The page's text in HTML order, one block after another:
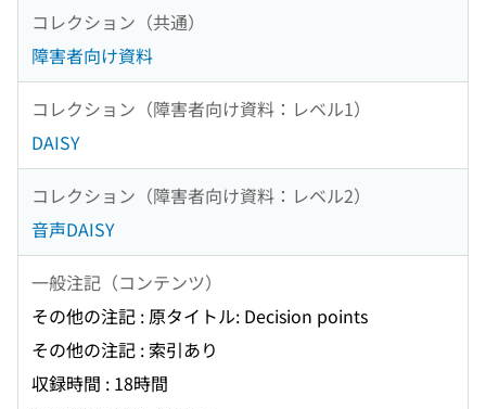
コレクション（共通）
障害者向け資料
コレクション（障害者向け資料：レベル1）
DAISY
コレクション（障害者向け資料：レベル2）
音声DAISY
一般注記（コンテンツ）
その他の注記 : 原タイトル: Decision points
その他の注記 : 索引あり
収録時間 : 18時間